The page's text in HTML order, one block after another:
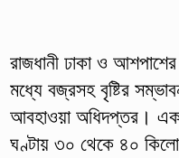
রাজধানী ঢাকা ও
মধ্যে বজ্রসহ বৃষ্টির
আবহাওয়া অধিদপ্তর।
ঘণ্টায় ৩০ থেকে ৪০